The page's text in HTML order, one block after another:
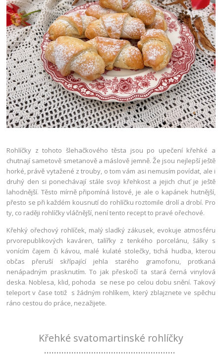
Rohlíčky z tohoto šlehačkového těsta jsou po upečení křehké a
chutnají sametově smetanově a máslově jemně. Že jsou nejlepší ještě
horké, právě vytažené z trouby, o tom vám asi nemusím povídat, ale i
druhý den si ponechávají stále svoji křehkost a jejich chuť je ještě
lahodnější. Těsto mírně připomíná listové, je ale o kapánek hutnější,
přesto se při každém kousnutí do rohlíčku roztomile drolí a drobí. Pro
ty, co raději rohlíčky vláčnější, není tento recept to pravé ořechové.
Křehký ořechový rohlíček, malý sladký zákusek, evokuje atmosféru
prvorepublikových kaváren, talířky z tenkého porcelánu, šálky s
vonícím čajem či kávou, malé kulaté stolečky, tichá hudba, kterou
občas přeruší skřípající jehla starého gramofonu, protkaná
nenápadným prasknutím. To jak přeskočí ta stará černá vinylová
deska. Noblesa, klid, pohoda se nese po celou dobu snění. Takový
teleport v čase totiž s žádným rohlíkem, který zblajznete ve spěchu
ráno cestou do práce, nezažijete.
Křehké svatomartinské rohlíčky
.....................................................